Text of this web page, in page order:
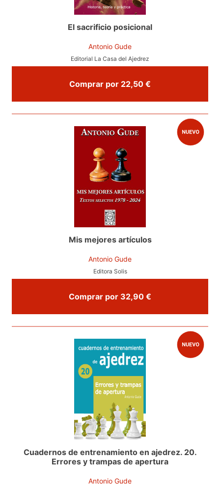
El sacrificio posicional
Antonio Gude
Editorial La Casa del Ajedrez
Comprar por 22,50 €
Mis mejores artículos
Antonio Gude
Editora Solis
Comprar por 32,90 €
Cuadernos de entrenamiento en ajedrez. 20.
Errores y trampas de apertura
Antonio Gude